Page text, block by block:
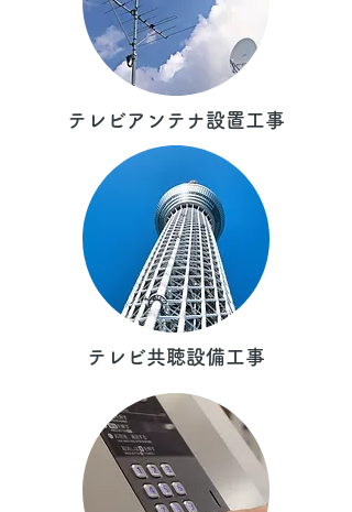
テレビアンテナ設置工事
テレビ共聴設備工事